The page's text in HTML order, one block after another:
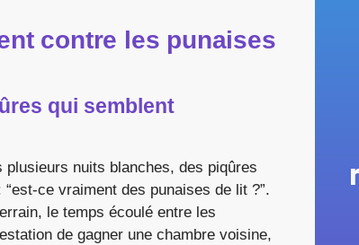
contre les punaises
qui semblent
nuits blanches, des piqûres
ce vraiment des punaises de lit ?”.
le temps écoulé entre les
de gagner une chambre voisine,